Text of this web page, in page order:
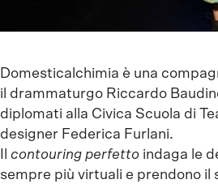
Domesticalchimia è una
il drammaturgo Riccardo
diplomati alla Civica Scuola di
designer Federica Furlani.
contouring perfetto indaga le
sempre più virtuali e prendono